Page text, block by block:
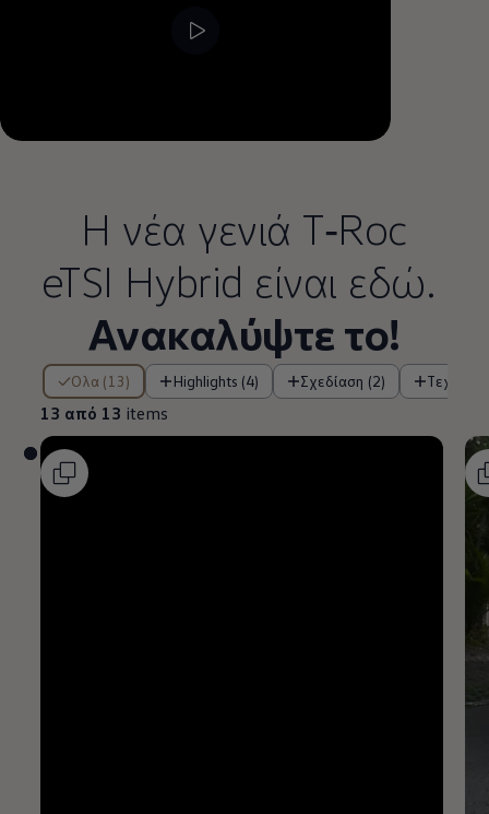
Remaining time, --:--
Η νέα γενιά T‑Roc
eTSI Hybrid είναι εδώ.
Ανακαλύψτε το!
Όλα (13) Highlights (4) Σχεδίαση (2)
13 από 13 items
13 από 13 items